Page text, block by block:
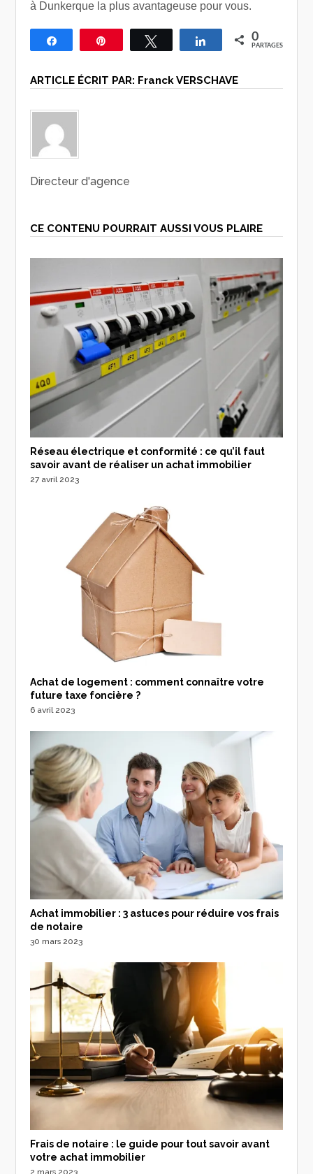
à Dunkerque la plus avantageuse pour vous.
Partagez Épingle Tweetez Partagez0
PARTAGES
ARTICLE ÉCRIT PAR: Franck VERSCHAVE
Directeur d'agence
CE CONTENU POURRAIT AUSSI VOUS PLAIRE
Réseau électrique et conformité : ce qu’il faut
savoir avant de réaliser un achat immobilier
27 avril 2023
Achat de logement : comment connaître votre
future taxe foncière ?
6 avril 2023
Achat immobilier : 3 astuces pour réduire vos frais
de notaire
30 mars 2023
Frais de notaire : le guide pour tout savoir avant
votre achat immobilier